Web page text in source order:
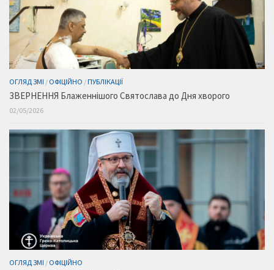
ОГЛЯД ЗМІ / ОФІЦІЙНО /ПУБЛІКАЦІЇ
ЗВЕРНЕННЯ Блаженнішого Святослава до Дня хворого
02/05/2026
ОГЛЯД ЗМІ / ОФІЦІЙНО